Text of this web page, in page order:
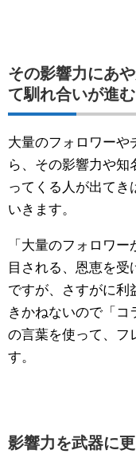
その影響力にあ
て馴れ合いが進む
大量のフォロワーや
ら、その影響力や
ってくる人が出てき
いきます。
「大量のフォロワ
目される、恩恵を受
ですが、さすがに利
きかねないので「コ
の言葉を使って、フ
す。
影響力を武器に